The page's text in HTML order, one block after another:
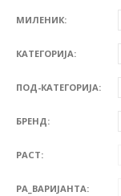
МИЛЕНИК
КАТЕГОРИЈА
ПОД-КАТЕГОРИЈА
БРЕНД
РАСТ
PA_ВАРИЈАНТА